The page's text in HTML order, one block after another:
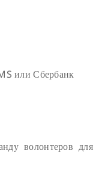
или Сбербанк
волонтеров для